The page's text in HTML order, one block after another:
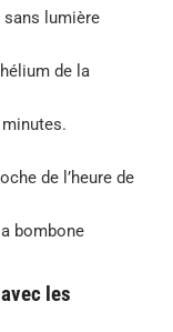
sans lumière
de la
de l’heure de
bombone
les